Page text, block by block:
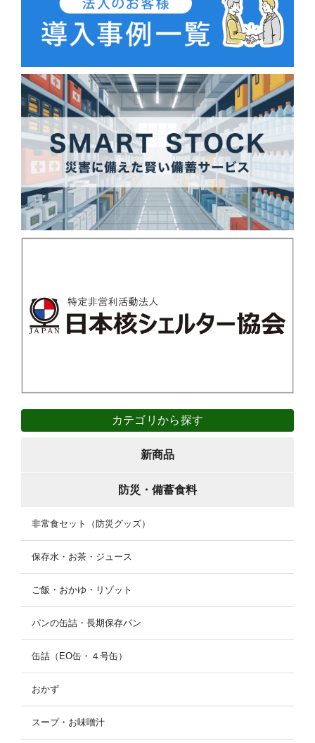
カテゴリから探す
新商品
防災・備蓄食料
非常食セット（防災グッズ）
保存水・お茶・ジュース
ご飯・おかゆ・リゾット
パンの缶詰・長期保存パン
缶詰（EO缶・４号缶）
おかず
スープ・お味噌汁